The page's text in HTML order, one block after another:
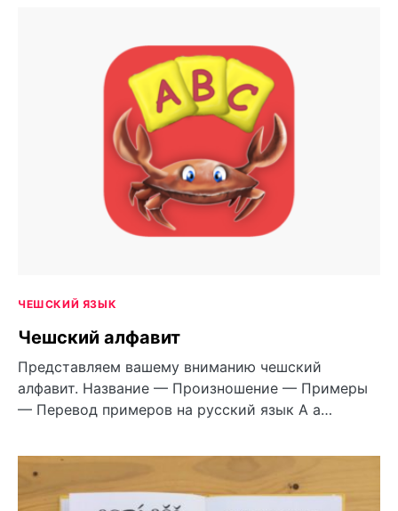
ЧЕШСКИЙ ЯЗЫК
Чешский алфавит
Представляем вашему вниманию чешский
алфавит. Название — Произношение — Примеры
— Перевод примеров на русский язык A a…